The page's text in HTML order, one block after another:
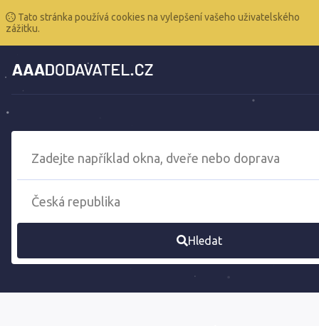
Tato stránka používá cookies na vylepšení vašeho uživatelského
zážitku.
Hledat